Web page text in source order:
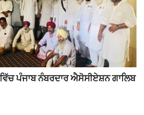
ਪੰਜਾਬ ਨੰਬਰਦਾਰ ਐਸੋਸੀਏਸ਼ਨ ਗਾਲਿਬ